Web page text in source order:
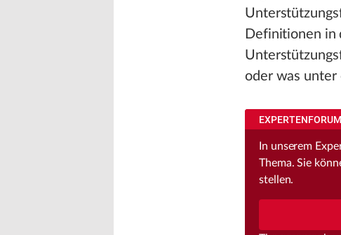
Definitionen in
oder was unter
In unserem
Thema. Sie
stellen.